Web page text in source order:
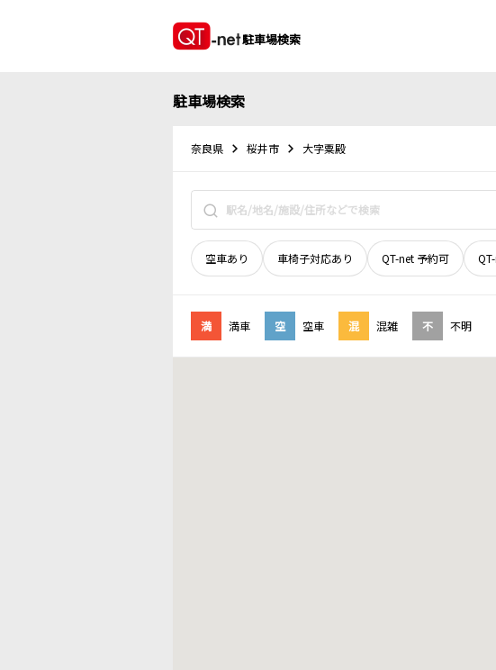
駐車場検索
駐車場検索
奈良県 桜井市 大字粟殿
空車あり 車椅子対応あり QT-net 予約可
満 満車 空 空車 混 混雑 不 不明